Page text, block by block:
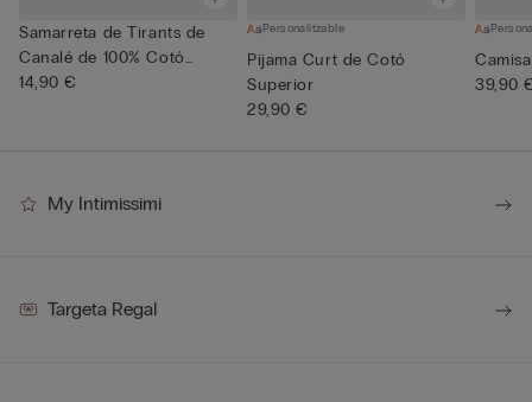
Samarreta de Tirants de
Canalé de 100% Cotó
Superi...
14,90 €
Personalitzable
Pijama Curt de Cotó
Superior
29,90 €
39,90
My Intimissimi
Targeta Regal